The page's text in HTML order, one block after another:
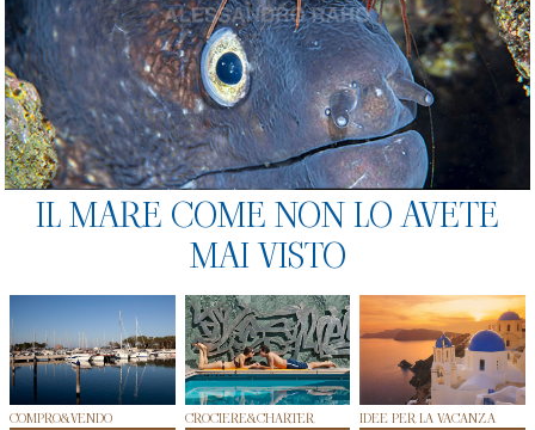
IL MARE COME NON LO AVETE
MAI VISTO
COMPRO&VENDO CROCIERE&CHARTER IDEE PER LA VACANZA